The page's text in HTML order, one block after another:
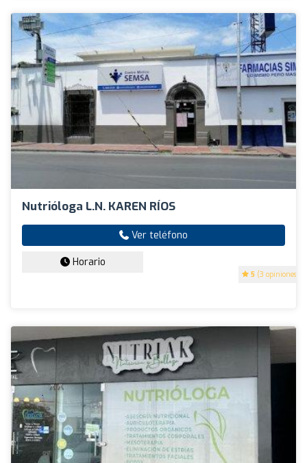
Nutrióloga L.N. KAREN RÍOS
5 (3 opiniones)
Ver teléfono
Horario